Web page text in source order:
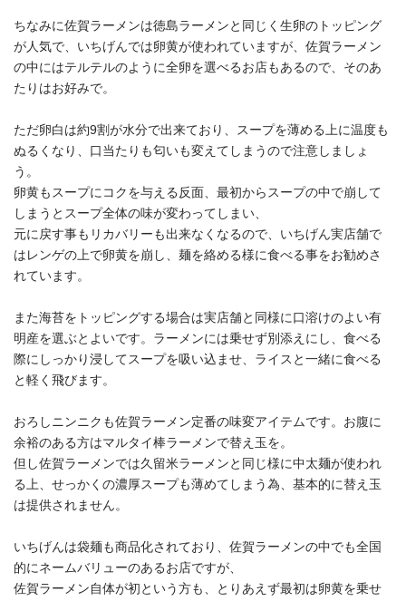
ちなみに佐賀ラーメンは徳島ラーメンと同じく生卵のトッピング
が人気で、いちげんでは卵黄が使われていますが、佐賀ラーメン
の中にはテルテルのように全卵を選べるお店もあるので、そのあ
たりはお好みで。
ただ卵白は約9割が水分で出来ており、スープを薄める上に温度も
ぬるくなり、口当たりも匂いも変えてしまうので注意しましょ
う。
卵黄もスープにコクを与える反面、最初からスープの中で崩して
しまうとスープ全体の味が変わってしまい、
元に戻す事もリカバリーも出来なくなるので、いちげん実店舗で
はレンゲの上で卵黄を崩し、麺を絡める様に食べる事をお勧めさ
れています。
また海苔をトッピングする場合は実店舗と同様に口溶けのよい有
明産を選ぶとよいです。ラーメンには乗せず別添えにし、食べる
際にしっかり浸してスープを吸い込ませ、ライスと一緒に食べる
と軽く飛びます。
おろしニンニクも佐賀ラーメン定番の味変アイテムです。お腹に
余裕のある方はマルタイ棒ラーメンで替え玉を。
但し佐賀ラーメンでは久留米ラーメンと同じ様に中太麺が使われ
る上、せっかくの濃厚スープも薄めてしまう為、基本的に替え玉
は提供されません。
いちげんは袋麺も商品化されており、佐賀ラーメンの中でも全国
的にネームバリューのあるお店ですが、
佐賀ラーメン自体が初という方も、とりあえず最初は卵黄を乗せ